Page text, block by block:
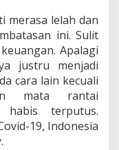
merasa lelah dan
ini. Sulit
Apalagi
justru menjadi
cara lain kecuali
mata rantai
habis terputus.
19, Indonesia